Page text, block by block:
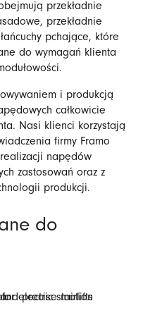
przekładnie
przekładnie
pchające, które
do wymagań klienta
i produkcją
całkowicie
Nasi klienci korzystają
firmy Framo
napędów
zastosowań oraz z
produkcji.
do